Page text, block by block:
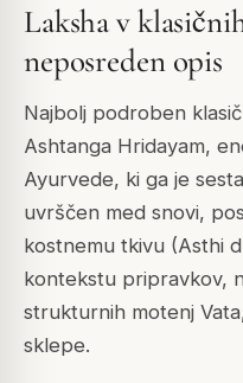
Laksha v
neposreden opis
Najbolj podroben
Ashtanga Hridayam,
Ayurvede, ki ga je
uvrščen med snovi,
kostnemu tkivu (Asthi
kontekstu pripravkov,
strukturnih motenj
sklepe.